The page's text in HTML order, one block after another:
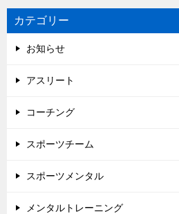
カテゴリー
お知らせ
アスリート
コーチング
スポーツチーム
スポーツメンタル
メンタルトレーニング